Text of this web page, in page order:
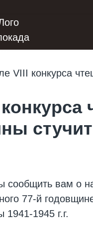
сообщить вам о
77-й
1941-1945 г.г.